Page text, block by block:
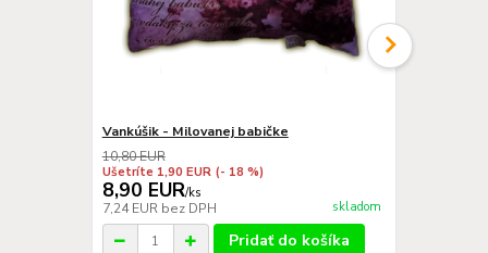
Vankúšik - Milovanej babičke
10,80 EUR
Ušetríte 1,90 EUR (- 18 %)
8,90 EUR/ks
7,24 EUR bez DPH skladom
Pridať do košíka